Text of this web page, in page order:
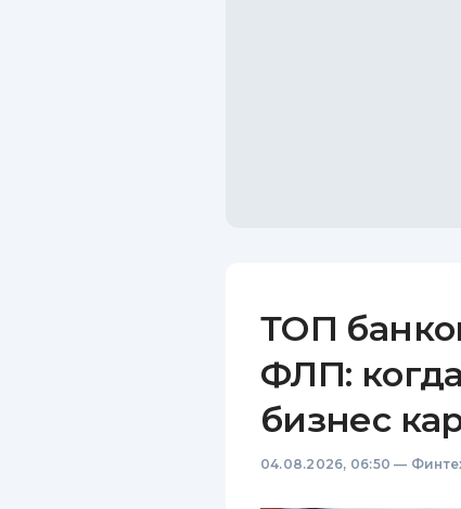
ТОП
ФЛП:
бизнес
04.08.2026, 06:50 —